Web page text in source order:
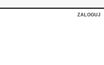
ZALOGUJ